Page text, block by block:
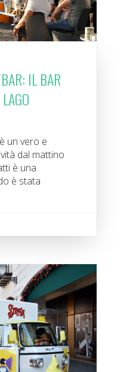
IL BAR
un vero e
dal mattino
è una
è stata